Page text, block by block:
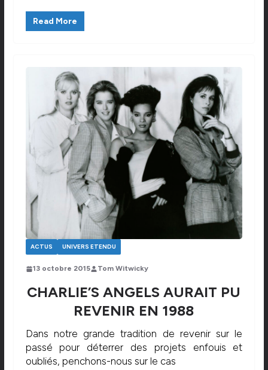
Read More
ACTUS UNIVERS ETENDU
13 octobre 2015 Tom Witwicky
CHARLIE’S ANGELS AURAIT PU
REVENIR EN 1988
Dans notre grande tradition de revenir sur le
passé pour déterrer des projets enfouis et
oubliés, penchons-nous sur le cas